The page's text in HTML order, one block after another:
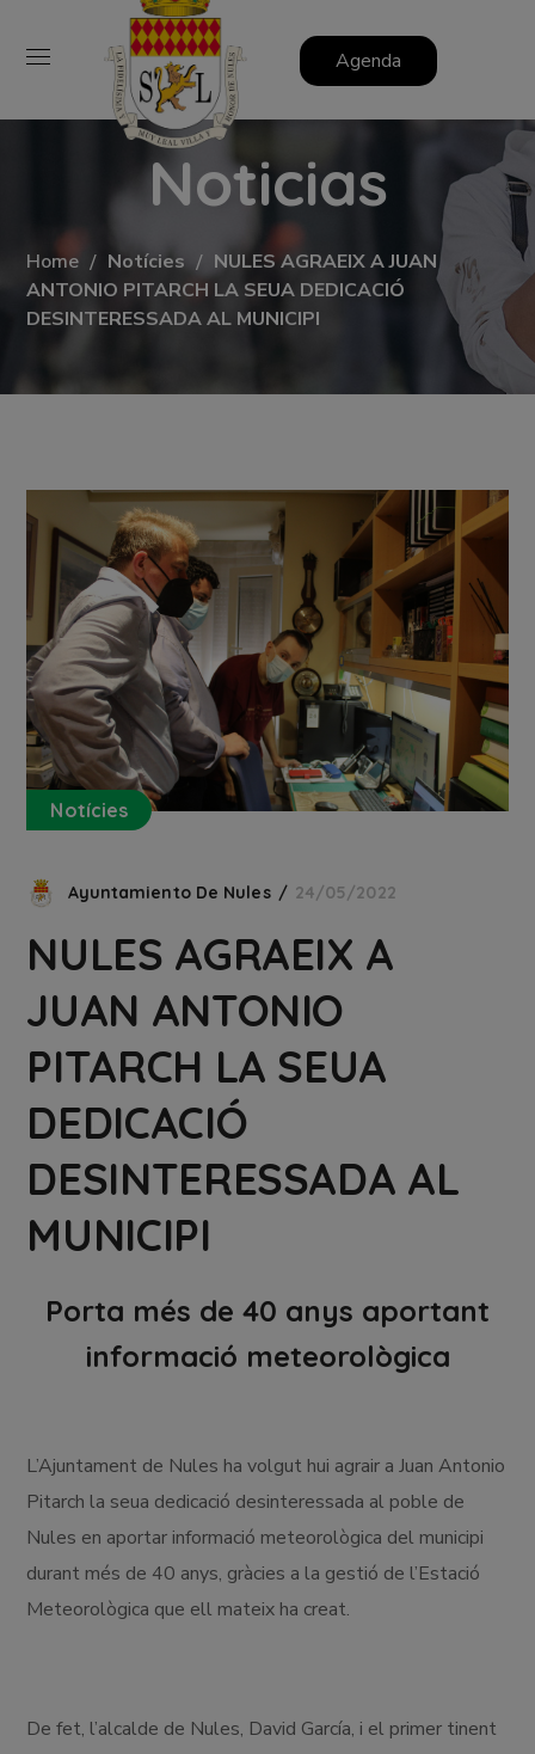
Agenda
Noticias
Home Notícies
NULES AGRAEIX A JUAN
ANTONIO PITARCH LA SEUA DEDICACIÓ
DESINTERESSADA AL MUNICIPI
Notícies
Ayuntamiento De Nules 24/05/2022
NULES AGRAEIX A
JUAN ANTONIO
PITARCH LA SEUA
DEDICACIÓ
DESINTERESSADA AL
MUNICIPI
Porta més de 40 anys aportant
informació meteorològica
L’Ajuntament de Nules ha volgut hui agrair a Juan Antonio
Pitarch la seua dedicació desinteressada al poble de
Nules en aportar informació meteorològica del municipi
durant més de 40 anys, gràcies a la gestió de l’Estació
Meteorològica que ell mateix ha creat.
De fet, l’alcalde de Nules, David García, i el primer tinent